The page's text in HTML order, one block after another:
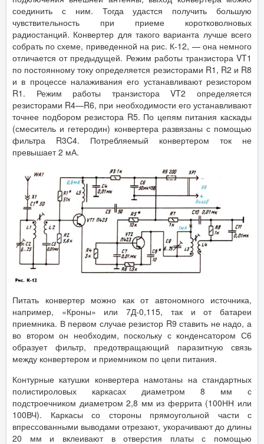
соединить с ним. Тогда удастся получить большую
чувствительность при приеме коротковолновых
радиостанций. Конвертер для такого варианта лучше всего
собрать по схеме, приведенной на рис. К-12, — она немного
отличается от предыдущей. Режим работы транзистора VT1
по постоянному току определяется резисторами R1, R2 и R8
и в процессе налаживания его устанавливают резистором
R1. Режим работы транзистора VT2 определяется
резисторами R4—R6, при необходимости его устанавливают
точнее подбором резистора R5. По цепям питания каскады
(смеситель и гетеродин) конвертера развязаны с помощью
фильтра R3C4. Потребляемый конвертером ток не
превышает 2 мА.
Питать конвертер можно как от автономного источника,
например, «Кроны» или 7Д-0,115, так и от батареи
приемника. В первом случае резистор R9 ставить не надо, а
во втором он необходим, поскольку с конденсатором С6
образует фильтр, предотвращающий паразитную связь
между конвертером и приемником по цепи питания.
Контурные катушки конвертера намотаны на стандартных
полистироловых каркасах диаметром 8 мм с
подстроечником диаметром 2,8 мм из феррита (100НН или
100ВЧ). Каркасы со стороны прямоугольной части с
впрессованными выводами отрезают, укорачивают до длины
20 мм и вклеивают в отверстия платы с помощью